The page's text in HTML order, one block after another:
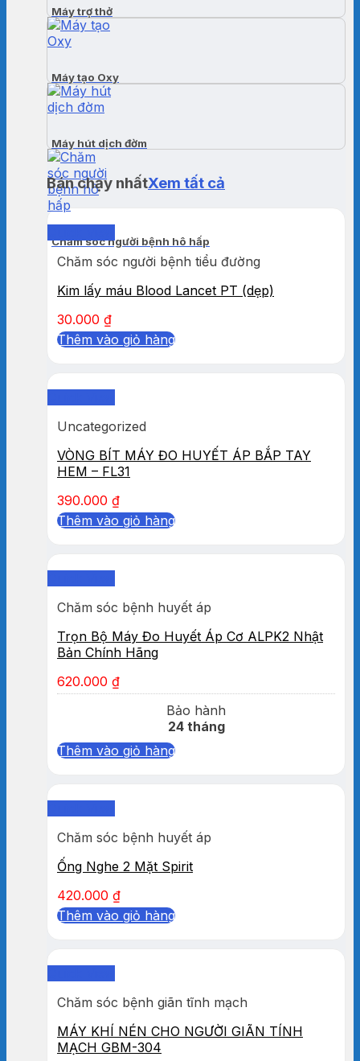
Máy trợ thở
Máy tạo Oxy
Máy hút dịch đờm
Chăm sóc người bệnh hô hấp
Bán chạy nhấtXem tất cả
Chăm sóc người bệnh tiểu đường
Kim lấy máu Blood Lancet PT (dẹp)
30.000 ₫
Thêm vào giỏ hàng
Uncategorized
VÒNG BÍT MÁY ĐO HUYẾT ÁP BẮP TAY
HEM – FL31
390.000 ₫
Thêm vào giỏ hàng
Chăm sóc bệnh huyết áp
Trọn Bộ Máy Đo Huyết Áp Cơ ALPK2 Nhật
Bản Chính Hãng
620.000 ₫
Bảo hành
24 tháng
Thêm vào giỏ hàng
Chăm sóc bệnh huyết áp
Ống Nghe 2 Mặt Spirit
420.000 ₫
Thêm vào giỏ hàng
Chăm sóc bệnh giãn tĩnh mạch
MÁY KHÍ NÉN CHO NGƯỜI GIÃN TÍNH
MẠCH GBM-304